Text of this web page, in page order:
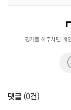
평가를 해주시면 개
댓글 (0건)